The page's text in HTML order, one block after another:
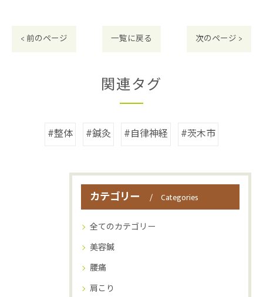
< 前のページ 一覧に戻る 次のページ >
関連タグ
#整体 #鍼灸 #自律神経 #茨木市
カテゴリー Categories
全てのカテゴリー
美容鍼
腰痛
肩こり